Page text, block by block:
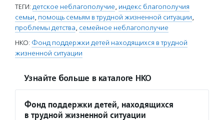
ТЕГИ: детское неблагополучие, индекс благополучия
семьи, помощь семьям в трудной жизненной ситуации,
проблемы детства, семейное неблагополучие
НКО: Фонд поддержки детей находящихся в трудной
жизненной ситуации
Узнайте больше в каталоге НКО
Фонд поддержки детей, находящихся
в трудной жизненной ситуации